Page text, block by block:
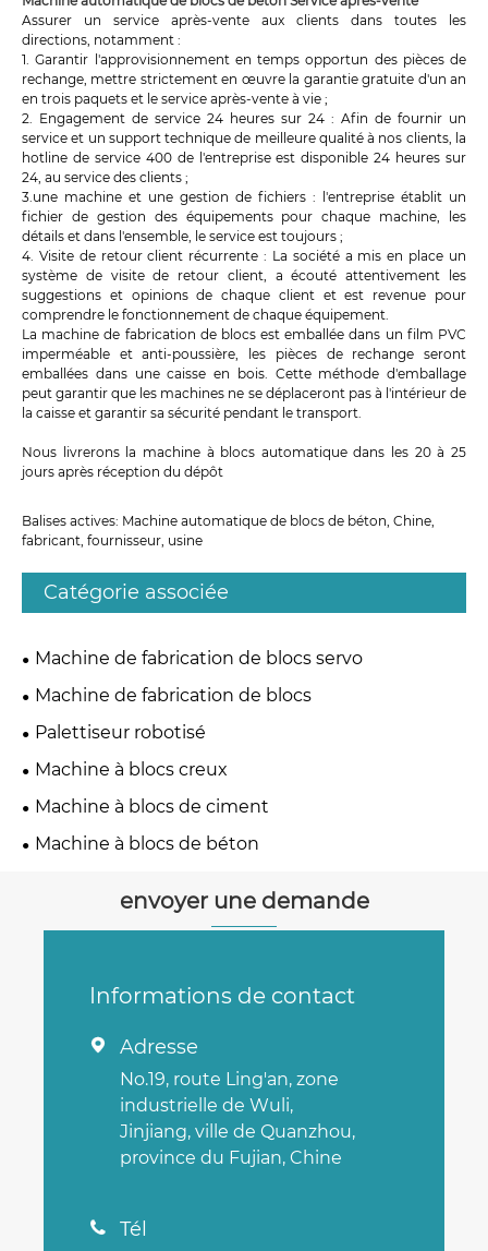
Assurer un service après-vente aux clients dans toutes les
directions, notamment :
1. Garantir l'approvisionnement en temps opportun des pièces de
rechange, mettre strictement en œuvre la garantie gratuite d'un an
en trois paquets et le service après-vente à vie ;
2. Engagement de service 24 heures sur 24 : Afin de fournir un
service et un support technique de meilleure qualité à nos clients, la
hotline de service 400 de l'entreprise est disponible 24 heures sur
24, au service des clients ;
3.une machine et une gestion de fichiers : l'entreprise établit un
fichier de gestion des équipements pour chaque machine, les
détails et dans l'ensemble, le service est toujours ;
4. Visite de retour client récurrente : La société a mis en place un
système de visite de retour client, a écouté attentivement les
suggestions et opinions de chaque client et est revenue pour
comprendre le fonctionnement de chaque équipement.
La machine de fabrication de blocs est emballée dans un film PVC
imperméable et anti-poussière, les pièces de rechange seront
emballées dans une caisse en bois. Cette méthode d'emballage
peut garantir que les machines ne se déplaceront pas à l'intérieur de
la caisse et garantir sa sécurité pendant le transport.
Nous livrerons la machine à blocs automatique dans les 20 à 25
jours après réception du dépôt
Balises actives: Machine automatique de blocs de béton, Chine,
fabricant, fournisseur, usine
Catégorie associée
Machine de fabrication de blocs servo
Machine de fabrication de blocs
Palettiseur robotisé
Machine à blocs creux
Machine à blocs de ciment
Machine à blocs de béton
envoyer une demande
Informations de contact
 Adresse
No.19, route Ling'an, zone
industrielle de Wuli,
Jinjiang, ville de Quanzhou,
province du Fujian, Chine
 Tél